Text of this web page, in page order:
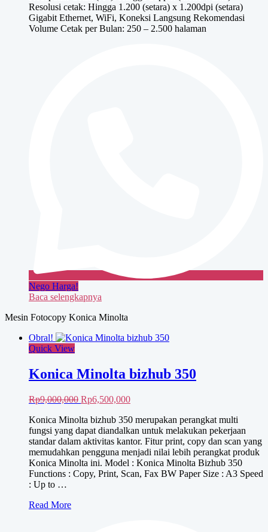
Resolusi cetak: Hingga 1.200 (setara) x 1.200dpi (setara)
Gigabit Ethernet, WiFi, Koneksi Langsung Rekomendasi
Volume Cetak per Bulan: 250 – 2.500 halaman
Nego Harga!
Baca selengkapnya
Mesin Fotocopy Konica Minolta
Obral!
Quick View
Konica Minolta bizhub 350
Rp9,000,000 Harga
adalah:
Rp9,000,000.
Rp6,500,000Harga
ini
adalah:
Rp6,500,000.
Konica Minolta bizhub 350 merupakan perangkat multi
fungsi yang dapat diandalkan untuk melakukan pekerjaan
standar dalam aktivitas kantor. Fitur print, copy dan scan yang
memudahkan pengguna menjadi nilai lebih perangkat produk
Konica Minolta ini. Model : Konica Minolta Bizhub 350
Functions : Copy, Print, Scan, Fax BW Paper Size : A3 Speed
: Up to …
Konica
Read More